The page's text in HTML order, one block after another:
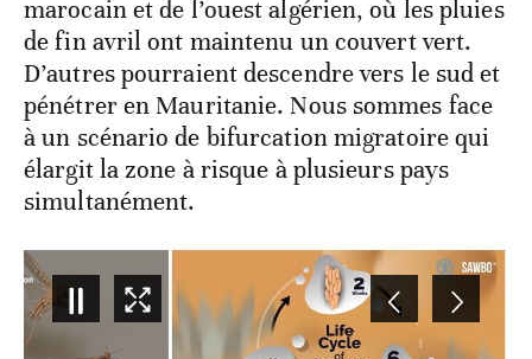
marocain et de l’ouest algérien, où les pluies
de fin avril ont maintenu un couvert vert.
D’autres pourraient descendre vers le sud et
pénétrer en Mauritanie. Nous sommes face
à un scénario de bifurcation migratoire qui
élargit la zone à risque à plusieurs pays
simultanément.